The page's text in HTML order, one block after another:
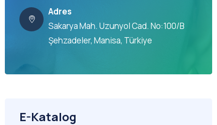
Adres
Sakarya Mah. Uzunyol Cad. No:100/B
Şehzadeler, Manisa, Türkiye
E-Katalog